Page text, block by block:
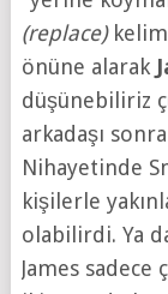
(replace)
önüne alarak
düşünebiliriz
arkadaşı
Nihayetinde
kişilerle
olabilirdi. Ya
James sadece